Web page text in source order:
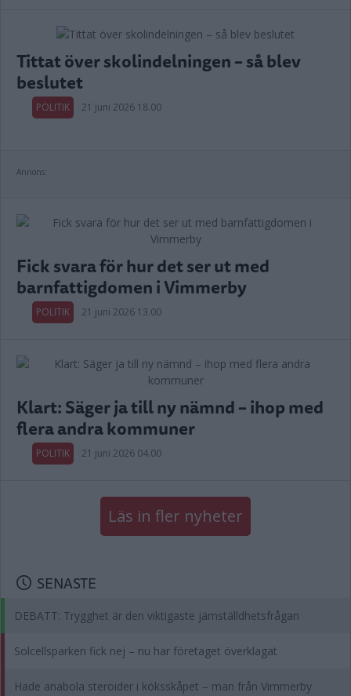
Tittat över skolindelningen – så blev
beslutet
POLITIK 21 juni 2026 18.00
Annons:
Fick svara för hur det ser ut med
barnfattigdomen i Vimmerby
POLITIK 21 juni 2026 13.00
Klart: Säger ja till ny nämnd – ihop med
flera andra kommuner
POLITIK 21 juni 2026 04.00
Läs in fler nyheter
SENASTE
DEBATT: Trygghet är den viktigaste jämställdhetsfrågan
Solcellsparken fick nej – nu har företaget överklagat
Hade anabola steroider i köksskåpet – man från Vimmerby